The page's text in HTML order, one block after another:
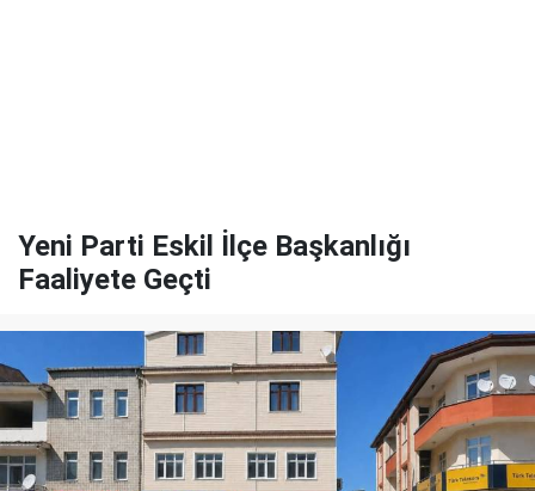
Yeni Parti Eskil İlçe Başkanlığı
Faaliyete Geçti